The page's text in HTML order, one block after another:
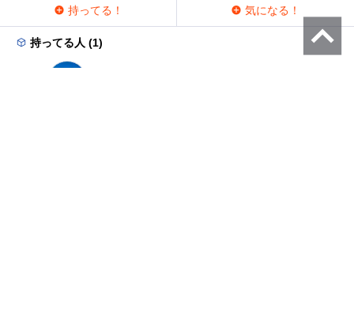
持ってる！ 気になる！
持ってる人 (1)